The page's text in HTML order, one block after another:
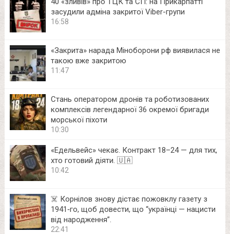
засудили адміна закритої Viber-групи
16:58
«Закрита» нарада Міноборони рф виявилася не
такою вже закритою
11:47
Стань оператором дронів та роботизованих
комплексів легендарної 36 окремої бригади
морської піхоти
10:30
«Едельвейс» чекає. Контракт 18–24 — для тих,
хто готовий діяти. 🇺🇦
10:42
☠️ Корнілов знову дістає пожовклу газету з
1941‑го, щоб довести, що “українці — нацисти
від народження”.
22:41